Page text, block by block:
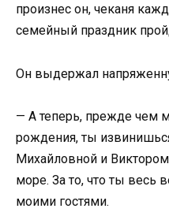
произнес он, чеканя
семейный праздник
Он выдержал
— А теперь, прежде чем
рождения, ты
Михайловной и
море. За то, что ты весь
моими гостями.